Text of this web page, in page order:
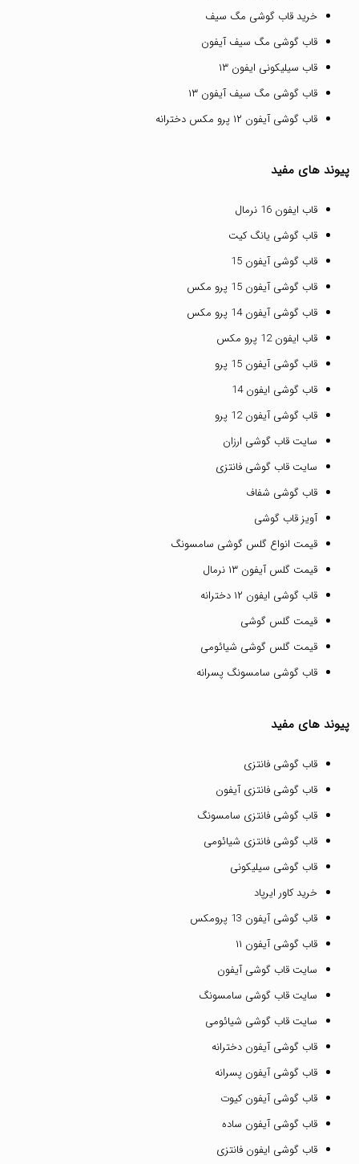
خرید قاب گوشی مگ سیف
قاب گوشی مگ سیف آیفون
قاب سیلیکونی ایفون ۱۳
قاب گوشی مگ سیف آیفون ۱۳
قاب گوشی آیفون ۱۲ پرو مکس دخترانه
پیوند های مفید
قاب ایفون 16 نرمال
قاب گوشی یانگ کیت
قاب گوشی آیفون 15
قاب گوشی آیفون 15 پرو مکس
قاب گوشی آیفون 14 پرو مکس
قاب ایفون 12 پرو مکس
قاب گوشی آیفون 15 پرو
قاب گوشی ایفون 14
قاب گوشی آیفون 12 پرو
سایت قاب گوشی ارزان
سایت قاب گوشی فانتزی
قاب گوشی شفاف
آویز قاب گوشی
قیمت انواع گلس گوشی سامسونگ
قیمت گلس آیفون ۱۳ نرمال
قاب گوشی ایفون ۱۲ دخترانه
قیمت گلس گوشی
قیمت گلس گوشی شیائومی
قاب گوشی سامسونگ پسرانه
پیوند های مفید
قاب گوشی فانتزی
قاب گوشی فانتزی آیفون
قاب گوشی فانتزی سامسونگ
قاب گوشی فانتزی شیائومی
قاب گوشی سیلیکونی
خرید کاور ایرپاد
قاب گوشی آیفون 13 پرومکس
قاب گوشی آیفون ۱۱
سایت قاب گوشی آیفون
سایت قاب گوشی سامسونگ
سایت قاب گوشی شیائومی
قاب گوشی آیفون دخترانه
قاب گوشی آیفون پسرانه
قاب گوشی آیفون کیوت
قاب گوشی آیفون ساده
قاب گوشی ایفون فانتزی